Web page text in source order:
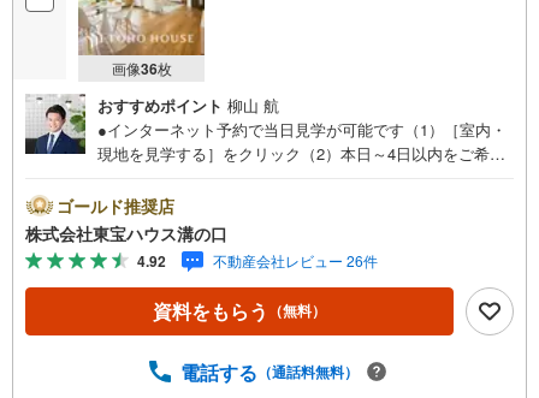
画像36枚
おすすめポイント 柳山 航
●インターネット予約で当日見学が可能です（1）［室内・
現地を見学する］をクリック（2）本日～4日以内をご希望
い！●10:00～21:00はお電話でのお問い合わせがスムーズで
す。【Yahoo！ 不動産キャンペーン対象店舗】当店で物件
を成約するとPayPayポイントがもらえる「Yahoo！不動産
物件ご成約キャンペーン」の対象になります。「資料をも
らう」「見学予約をする」ボタンからお問い合わせくださ
い。※必ずYahoo！ JAPAN IDでログインしてください。※P
客様からのお言葉に感謝してこれからも楽しく素敵なお家
ゴールド推奨店
株式会社東宝ハウス溝の口
4.92 不動産会社レビュー 26件
資料をもらう （無料）
電話する （通話料無料）